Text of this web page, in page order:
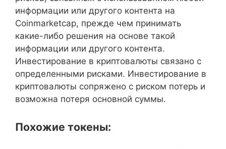
информации или другого контента на
Coinmarketcap, прежде чем принимать
какие-либо решения на основе такой
информации или другого контента.
Инвестирование в криптовалюты связано с
определенными рисками. Инвестирование в
криптовалюты сопряжено с риском потерь и
возможна потеря основной суммы.
Похожие токены: